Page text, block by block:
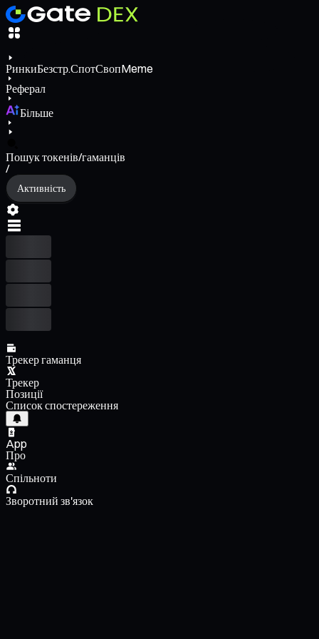
РинкиБезстр.СпотСвопMeme
Реферал
Більше
Пошук токенів/гаманців
/
Активність
Трекер гаманця
Трекер
Позиції
Список спостереження
App
Про
Спільноти
Зворотний зв'язок